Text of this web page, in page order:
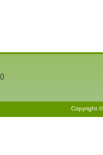
Copyright